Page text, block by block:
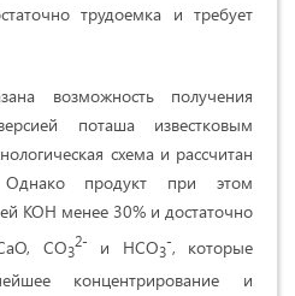
трудоемка и требует
возможность получения
поташа известковым
схема и рассчитан
Однако продукт при этом
КОН менее 30% и достаточно
СО3
2- и НСО3
-, которые
концентрирование и